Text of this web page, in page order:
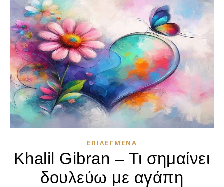
ΕΠΙΛΕΓΜΈΝΑ
Khalil Gibran – Τι σημαίνει
δουλεύω με αγάπη